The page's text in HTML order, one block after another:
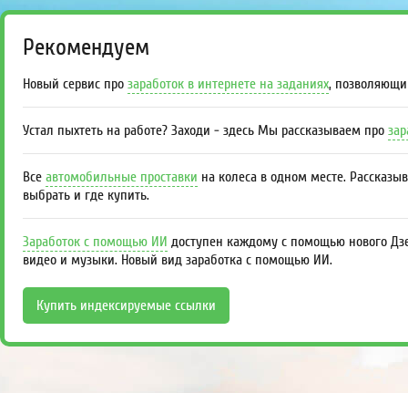
Рекомендуем
Новый сервис про заработок в интернете на заданиях,
Устал пыхтеть на работе? Заходи - здесь Мы рассказываем про
Все автомобильные проставки на колеса в одном месте.
выбрать и где купить.
Заработок с помощью ИИ доступен каждому с помощью нового
видео и музыки. Новый вид заработка с помощью ИИ.
Купить индексируемые ссылки